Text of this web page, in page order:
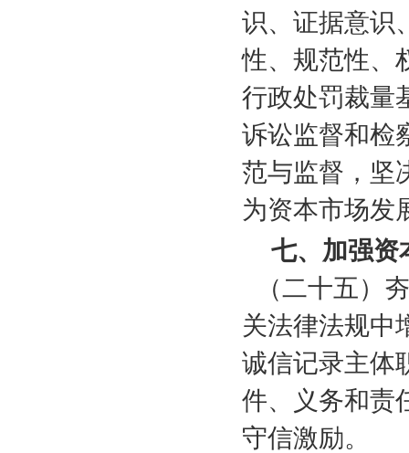
识、证据意识
性、规范性、
行政处罚裁量
诉讼监督和检
范与监督，坚
为资本市场发
七、加强资
（二十五）
关法律法规中
诚信记录主体
件、义务和责
守信激励。